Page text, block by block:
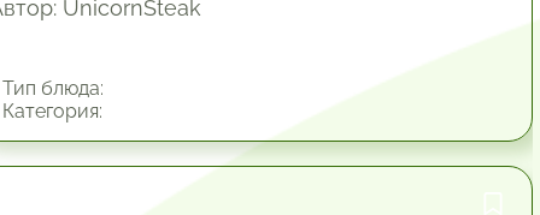
UnicornSteak
блюда: